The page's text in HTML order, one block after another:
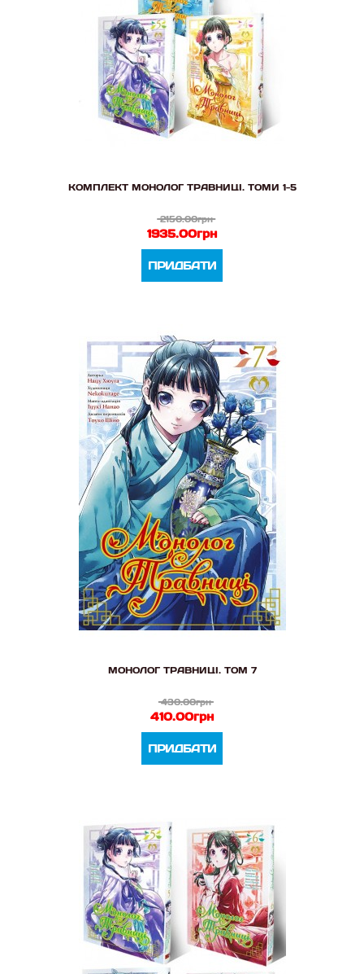
КОМПЛЕКТ МОНОЛОГ ТРАВНИЦІ. ТОМИ 1-5
2150.00грн
1935.00грн
ПРИДБАТИ
МОНОЛОГ ТРАВНИЦІ. ТОМ 7
430.00грн
410.00грн
ПРИДБАТИ